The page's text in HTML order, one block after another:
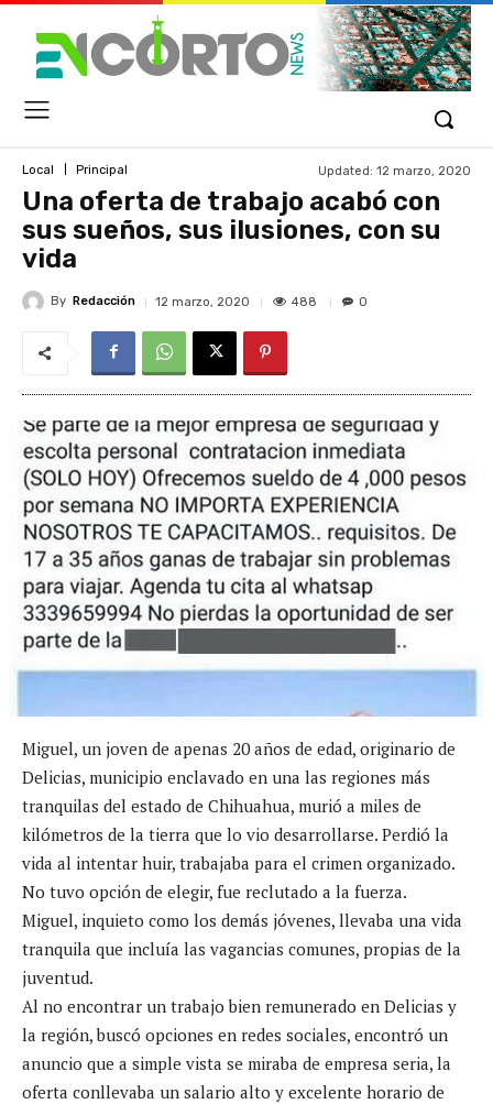
Local Principal Updated: 12 marzo, 2020
Una oferta de trabajo acabó con
sus sueños, sus ilusiones, con su
vida
By Redacción 12 marzo, 2020 488 0
Miguel, un joven de apenas 20 años de edad, originario de
Delicias, municipio enclavado en una las regiones más
tranquilas del estado de Chihuahua, murió a miles de
kilómetros de la tierra que lo vio desarrollarse. Perdió la
vida al intentar huir, trabajaba para el crimen organizado.
No tuvo opción de elegir, fue reclutado a la fuerza.
Miguel, inquieto como los demás jóvenes, llevaba una vida
tranquila que incluía las vagancias comunes, propias de la
juventud.
Al no encontrar un trabajo bien remunerado en Delicias y
la región, buscó opciones en redes sociales, encontró un
anuncio que a simple vista se miraba de empresa seria, la
oferta conllevaba un salario alto y excelente horario de